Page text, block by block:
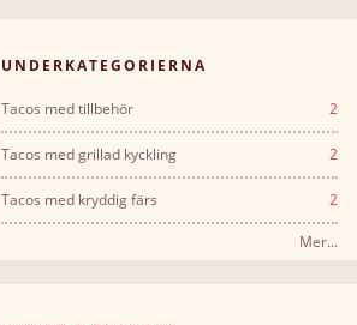
UNDERKATEGORIERNA
Tacos med tillbehör 2
Tacos med grillad kyckling 2
Tacos med kryddig färs 2
Mer...